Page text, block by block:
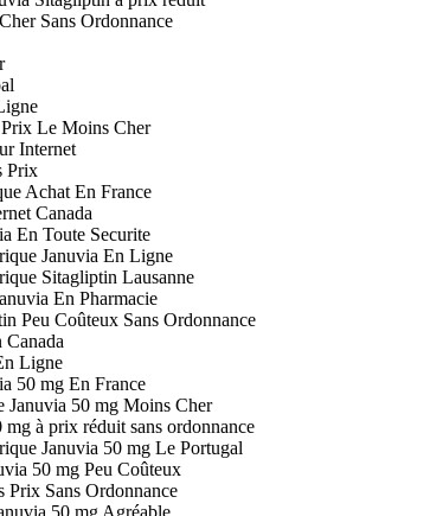
Sans Ordonnance
Le Moins Cher
Internet
Prix
Achat En France
Canada
En Toute Securite
Januvia En Ligne
Sitagliptin Lausanne
En Pharmacie
Peu Coûteux Sans Ordonnance
Ligne
50 mg En France
Januvia 50 mg Moins Cher
mg à prix réduit sans ordonnance
Januvia 50 mg Le Portugal
50 mg Peu Coûteux
Prix Sans Ordonnance